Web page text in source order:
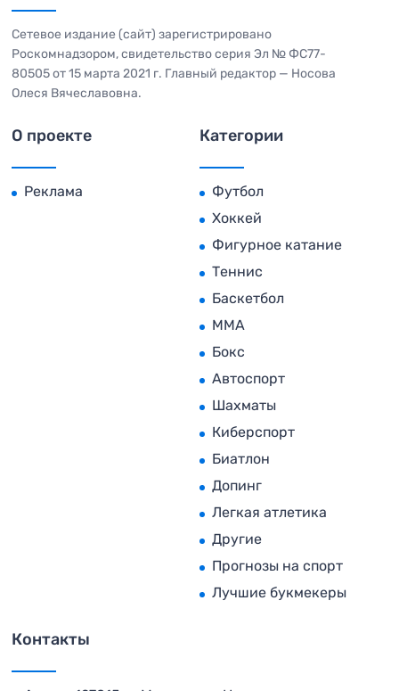
Сетевое издание (сайт) зарегистрировано
Роскомнадзором, свидетельство серия Эл № ФС77-
80505 от 15 марта 2021 г. Главный редактор — Носова
Олеся Вячеславовна.
О проекте
Реклама
Категории
Футбол
Хоккей
Фигурное катание
Теннис
Баскетбол
MMA
Бокс
Автоспорт
Шахматы
Киберспорт
Биатлон
Допинг
Легкая атлетика
Другие
Прогнозы на спорт
Лучшие букмекеры
Контакты